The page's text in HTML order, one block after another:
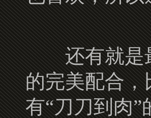
还有就是最
的完美配合
有“刀刀到肉